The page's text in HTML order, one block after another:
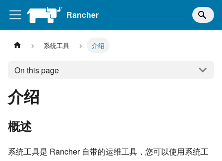
Rancher
系统工具 介绍
On this page
介绍
概述
系统工具是 Rancher 自带的运维工具，您可以使用系统工